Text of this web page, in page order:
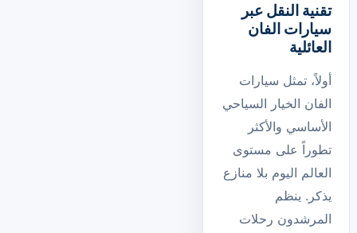
تقنية النقل عبر
سيارات الفان
العائلية
أولاً، تمثل سيارات
الفان الخيار السياحي
الأساسي والأكثر
تطوراً على مستوى
العالم اليوم بلا منازع
يذكر. ينظم
المرشدون رحلات